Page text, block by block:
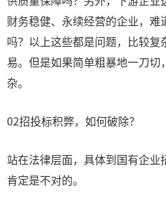
财务稳健、永续经营的企业，
吗？以上这些都是问题，比较
易。但是如果简单粗暴地一刀切
杂。
02招投标积弊，如何破除？
站在法律层面，具体到国有企业
肯定是不对的。